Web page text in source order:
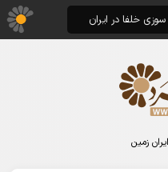
زمین
خلفا در ایران